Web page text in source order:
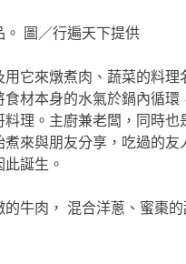
圖／行遍天下提供
用它來燉煮肉、蔬菜的料
材本身的水氣於鍋內循
理。主廚兼老闆，同時
來與朋友分享，吃過的
誕生。
牛肉， 混合洋蔥、蜜棗